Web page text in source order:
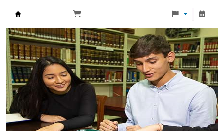
Biblioteca Universidad Monteávila